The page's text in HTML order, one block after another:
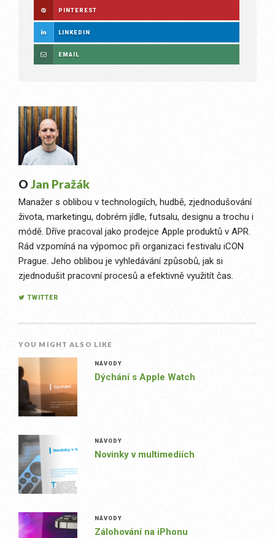
PINTEREST
LINKEDIN
EMAIL
O Jan Pražák
Manažer s oblibou v technologiích, hudbě, zjednodušování
života, marketingu, dobrém jídle, futsalu, designu a trochu i
módě. Dříve pracoval jako prodejce Apple produktů v APR.
Rád vzpomíná na výpomoc při organizaci festivalu iCON
Prague. Jeho oblibou je vyhledávání způsobů, jak si
zjednodušit pracovní procesů a efektivně využitít čas.
TWITTER
YOU MIGHT ALSO LIKE
NÁVODY
Dýchání s Apple Watch
NÁVODY
Novinky v multimediích
NÁVODY
Zálohování na iPhonu